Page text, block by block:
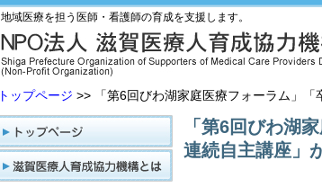
地域医療を担う医師・看護師の育成を支援します。
トップページ >> 「第6回びわ湖家庭医療フォーラム」「
「第6回びわ湖
連続自主講座」